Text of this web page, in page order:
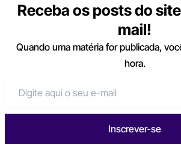
Receba os posts do
mail!
Quando uma matéria for publicada,
hora.
Inscrever-se